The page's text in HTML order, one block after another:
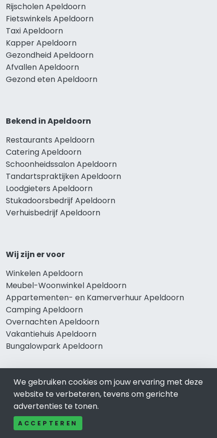
Rijscholen Apeldoorn
Fietswinkels Apeldoorn
Taxi Apeldoorn
Kapper Apeldoorn
Gezondheid Apeldoorn
Afvallen Apeldoorn
Gezond eten Apeldoorn
Bekend in Apeldoorn
Restaurants Apeldoorn
Catering Apeldoorn
Schoonheidssalon Apeldoorn
Tandartspraktijken Apeldoorn
Loodgieters Apeldoorn
Stukadoorsbedrijf Apeldoorn
Verhuisbedrijf Apeldoorn
Wij zijn er voor
Winkelen Apeldoorn
Meubel-Woonwinkel Apeldoorn
Appartementen- en Kamerverhuur Apeldoorn
Camping Apeldoorn
Overnachten Apeldoorn
Vakantiehuis Apeldoorn
Bungalowpark Apeldoorn
Thema’s
Klussenbedrijf Apeldoorn
Notarissen Apeldoorn
Taxateurs Apeldoorn
We gebruiken cookies om jouw ervaring met deze
website te verbeteren, tevens om gerichte
advertenties te tonen.
ACCEPTEREN